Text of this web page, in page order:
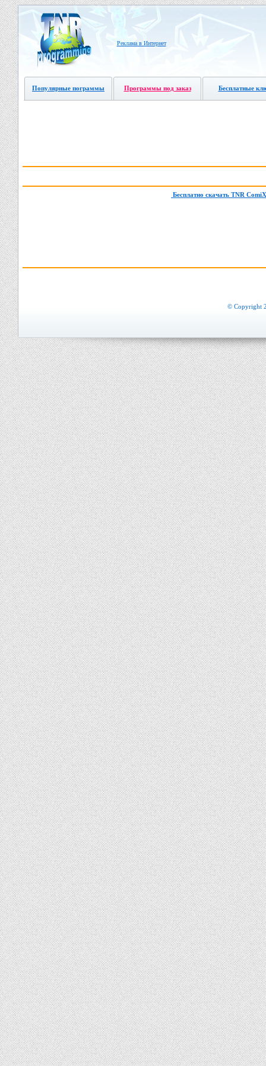
Реклама в Интернет
Популярные пограммы Программы под заказ Бесплатные
Бесплатно скачать TNR
© Copyright